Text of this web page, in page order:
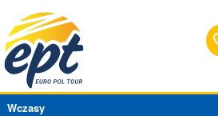
Wczasy